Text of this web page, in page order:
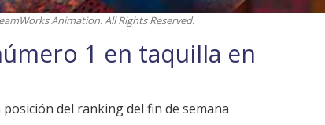
Animation. All Rights Reserved.
1 en taquilla en
del ranking del fin de semana